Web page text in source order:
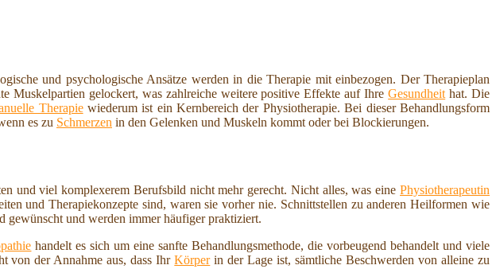
und psychologische Ansätze werden in die Therapie mit einbezogen. Der Therapieplan
Muskelpartien gelockert, was zahlreiche weitere positive Effekte auf IhreGesundheit hat. Die
Therapiewiederum ist ein Kernbereich der Physiotherapie. Bei dieser Behandlungsform
es zu Schmerzen in den Gelenken und Muskeln kommt oder bei Blockierungen.
und viel komplexerem Berufsbild nicht mehr gerecht. Nicht alles, was einePhysiotherapeutin
und Therapiekonzepte sind, waren sie vorher nie. Schnittstellen zu anderen Heilformen wie
gewünscht und werden immer häufiger praktiziert.
handelt es sich um eine sanfte Behandlungsmethode, die vorbeugend behandelt und viele
von der Annahme aus, dass IhrKörperin der Lage ist, sämtliche Beschwerden von alleine zu